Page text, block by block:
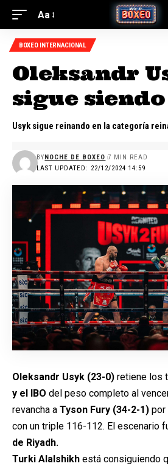
Aa
BOXEO INTERNACIONAL
Oleksandr
sigue
Usyk sigue reinando en la categoría
LAST UPDATED: 22/12/2024 14:59
BYNOCHE DE BOXEO 7 MIN READ
Oleksandr Usyk (23-0) retiene los
y el IBO del peso completo al
revancha a Tyson Fury (34-2-1) por
con un triple 116-112. El escenario
de Riyadh.
Turki Alalshikh está consiguiendo